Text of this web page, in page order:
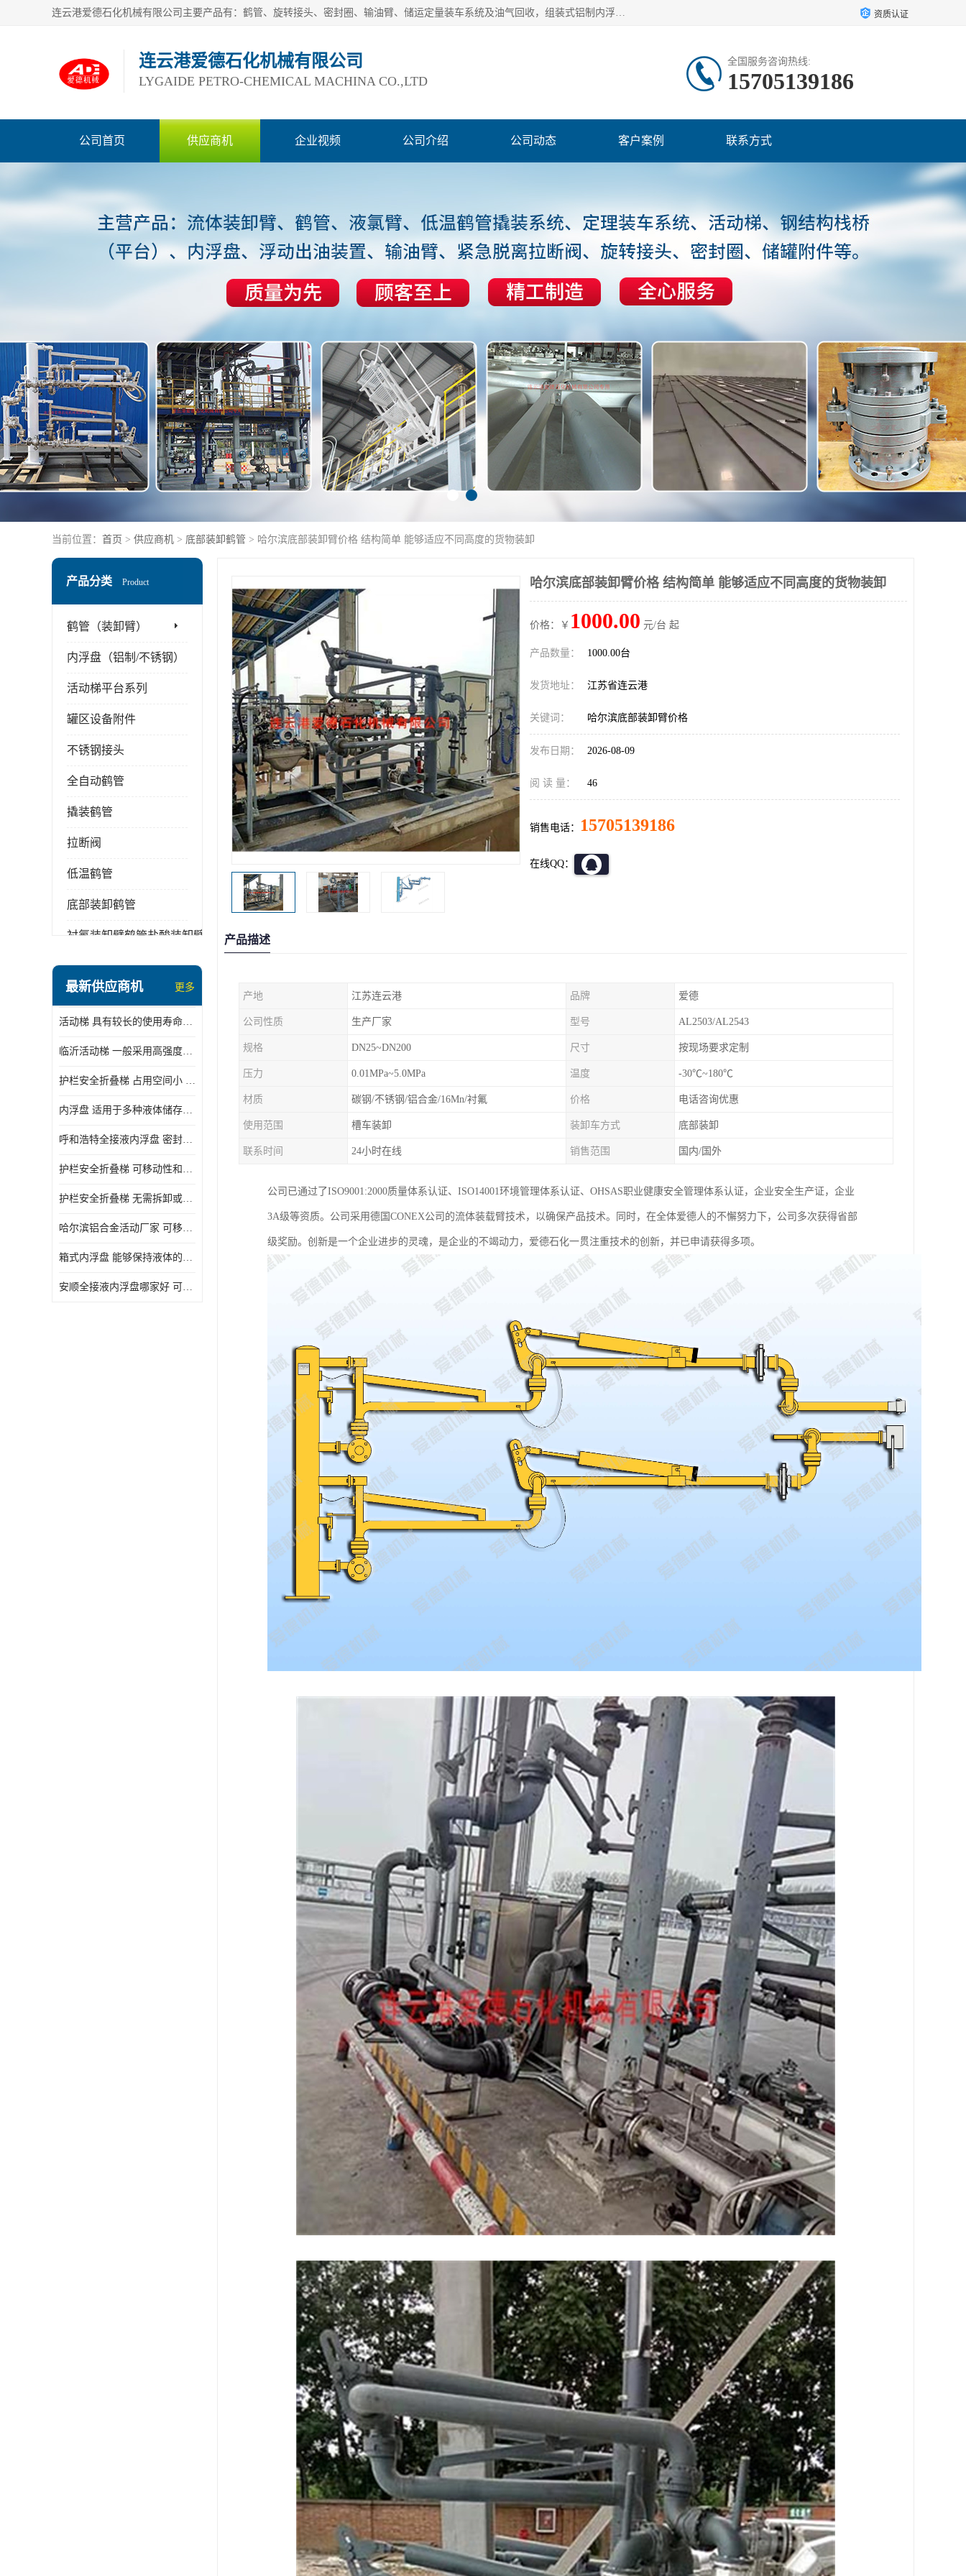
连云港爱德石化机械有限公司主要产品有：鹤管、旋转接头、密封圈、输油臂、储运定量装车系统及油气回收，组装式铝制内浮盘及油罐附件、钢结构栈桥/平台、活动梯、紧急脱离拉断阀等。完备的制造和检测手段以及高素质的员工确保了产品的质量。 资质认证
连云港爱德石化机械有限公司
LYGAIDE PETRO-CHEMICAL MACHINA CO.,LTD
全国服务咨询热线:
15705139186
公司首页 供应商机 企业视频 公司介绍 公司动态 客户案例 联系方式
当前位置： 首页 > 供应商机 > 底部装卸鹤管 > 哈尔滨底部装卸臂价格 结构简单 能够适应不同高度的货物装卸
产品分类 Product
鹤管（装卸臂）
内浮盘（铝制/不锈钢）
活动梯平台系列
罐区设备附件
不锈钢接头
全自动鹤管
撬装鹤管
拉断阀
低温鹤管
底部装卸鹤管
衬氟装卸臂鹤管盐酸装卸臂
顶部装卸车鹤管
液氨液化气鹤管
定量装车系统
最新供应商机 更多
活动梯 具有较长的使用寿命和耐用性 一般采用高强度材料制造
临沂活动梯 一般采用高强度材料制造 可以用于多种不同的任务
护栏安全折叠梯 占用空间小 方便存放和搬运
内浮盘 适用于多种液体储存和运输 能够降低运输成本和维护成本
呼和浩特全接液内浮盘 密封性能好 有效保护液体质量
护栏安全折叠梯 可移动性和安全性较高 占用空间小
护栏安全折叠梯 无需拆卸或重新安装 占用空间小
哈尔滨铝合金活动厂家 可移动性和安全性较高 占用空间小
箱式内浮盘 能够保持液体的密闭状态 适用于多种液体储存和运输
安顺全接液内浮盘哪家好 可以自动上下浮动 密封性能好
哈尔滨底部装卸臂价格 结构简单 能够适应不同高度的货物装卸
价格：￥ 1000.00 元/台 起
产品数量： 1000.00台
发货地址： 江苏省连云港
关键词： 哈尔滨底部装卸臂价格
发布日期： 2026-08-09
阅 读 量： 46
销售电话： 15705139186
在线QQ：
产品描述
产地 江苏连云港 品牌 爱德
公司性质 生产厂家 型号 AL2503/AL2543
规格 DN25~DN200 尺寸 按现场要求定制
压力 0.01MPa~5.0MPa 温度 -30℃~180℃
材质 碳钢/不锈钢/铝合金/16Mn/衬氟 价格 电话咨询优惠
使用范围 槽车装卸 装卸车方式 底部装卸
联系时间 24小时在线 销售范围 国内/国外
公司已通过了ISO9001:2000质量体系认证、ISO14001环境管理体系认证、OHSAS职业健康安全管理体系认证，企业安全生产证，企业
3A级等资质。公司采用德国CONEX公司的流体装载臂技术，以确保产品技术。同时，在全体爱德人的不懈努力下，公司多次获得省部
级奖励。创新是一个企业进步的灵魂，是企业的不竭动力，爱德石化一贯注重技术的创新，并已申请获得多项。